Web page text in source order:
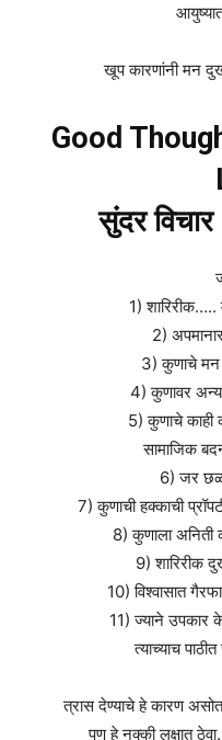
खूप कारणांनी मन
Good
सुंदर विचार
1)
2)
3) कुणाचे
4) कुणावर
5) कुणाचे काही
सामाजिक
6) जर
7) कुणाची हक्काची
8) कुणाला
9)
10) विश्वासात
11) ज्याने उपकार
त्याच्याच
त्रास देण्याचे हे कारण
पण हे नक्की लक्षात